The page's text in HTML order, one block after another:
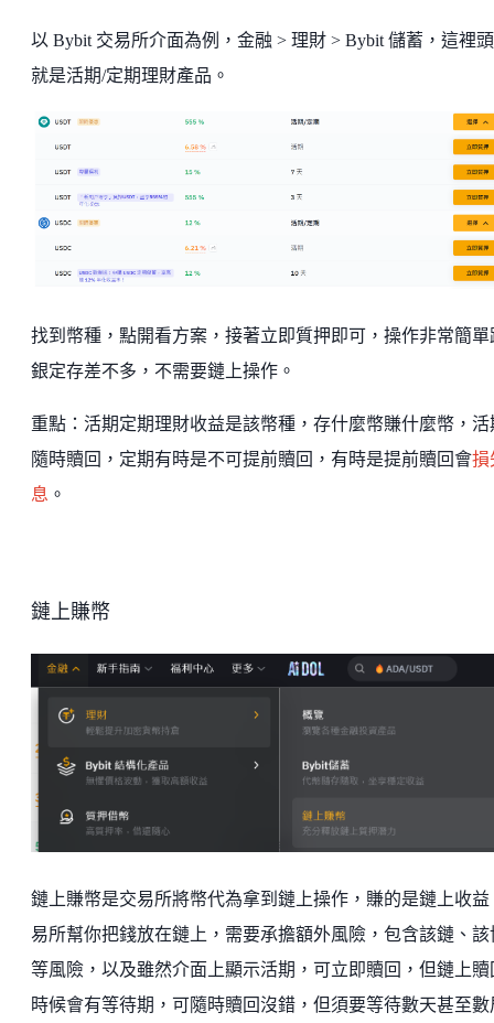
以 Bybit 交易所介面為例，金融 > 理財 > Bybit 儲蓄，這裡
就是活期/定期理財產品。
找到幣種，點開看方案，接著立即質押即可，操作非常簡單
銀定存差不多，不需要鏈上操作。
重點：活期定期理財收益是該幣種，存什麼幣賺什麼幣，活
隨時贖回，定期有時是不可提前贖回，有時是提前贖回會損
息 。
鏈上賺幣
鏈上賺幣是交易所將幣代為拿到鏈上操作，賺的是鏈上收益
易所幫你把錢放在鏈上，需要承擔額外風險，包含該鏈、該
等風險，以及雖然介面上顯示活期，可立即贖回，但鏈上贖
時候會有等待期，可隨時贖回沒錯，但須要等待數天甚至數